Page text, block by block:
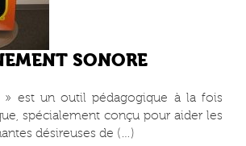
SONORE
» est un outil pédagogique à la fois
spécialement conçu pour aider les
désireuses de (…)